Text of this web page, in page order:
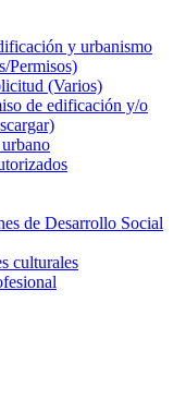
y urbanismo
Permisos)
(Varios)
de edificación y/o
de Desarrollo Social
culturales